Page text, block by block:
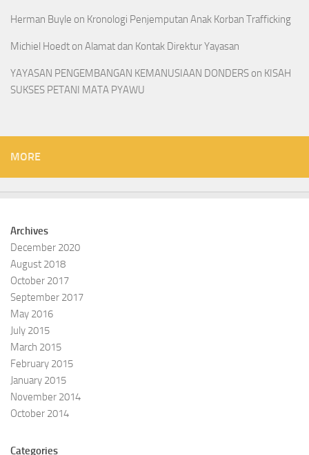
Herman Buyle on Kronologi Penjemputan Anak Korban Trafficking
Michiel Hoedt on Alamat dan Kontak Direktur Yayasan
YAYASAN PENGEMBANGAN KEMANUSIAAN DONDERS on KISAH
SUKSES PETANI MATA PYAWU
MORE
Archives
December 2020
August 2018
October 2017
September 2017
May 2016
July 2015
March 2015
February 2015
January 2015
November 2014
October 2014
Categories